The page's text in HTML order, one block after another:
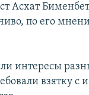
Асхат
по его
интересы
взятку с